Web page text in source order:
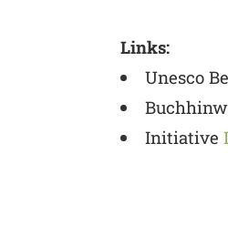
Links:
Unesco
Initiative